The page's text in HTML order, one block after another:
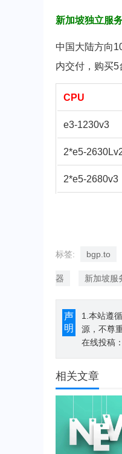
新加坡独立服
中国大陆方向
内交付，购买5
CPU
e3-1230v3
2*e5-
2*e5-2680v3
标签: bgp.to
器 新加坡服
声
明
1.本站遵
源，不尊
在线投稿：
相关文章